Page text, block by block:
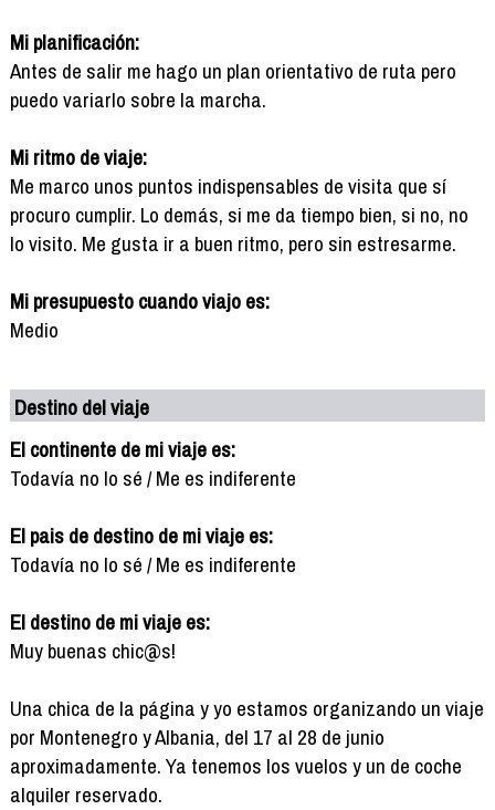
Mi planificación:
Antes de salir me hago un plan orientativo de ruta pero
puedo variarlo sobre la marcha.
Mi ritmo de viaje:
Me marco unos puntos indispensables de visita que sí
procuro cumplir. Lo demás, si me da tiempo bien, si no, no
lo visito. Me gusta ir a buen ritmo, pero sin estresarme.
Mi presupuesto cuando viajo es:
Medio
Destino del viaje
El continente de mi viaje es:
Todavía no lo sé / Me es indiferente
El pais de destino de mi viaje es:
Todavía no lo sé / Me es indiferente
El destino de mi viaje es:
Muy buenas chic@s!
Una chica de la página y yo estamos organizando un viaje
por Montenegro y Albania, del 17 al 28 de junio
aproximadamente. Ya tenemos los vuelos y un de coche
alquiler reservado.